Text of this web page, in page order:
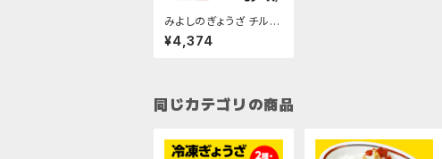
みよしのぎょうざ チル
ド/6パック入・3ケース
¥4,374
同じカテゴリの商品